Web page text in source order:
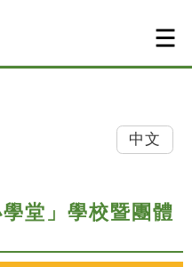
中文
堂」學校暨團體